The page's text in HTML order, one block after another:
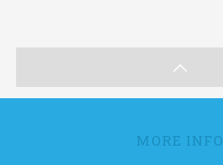
MORE INFO